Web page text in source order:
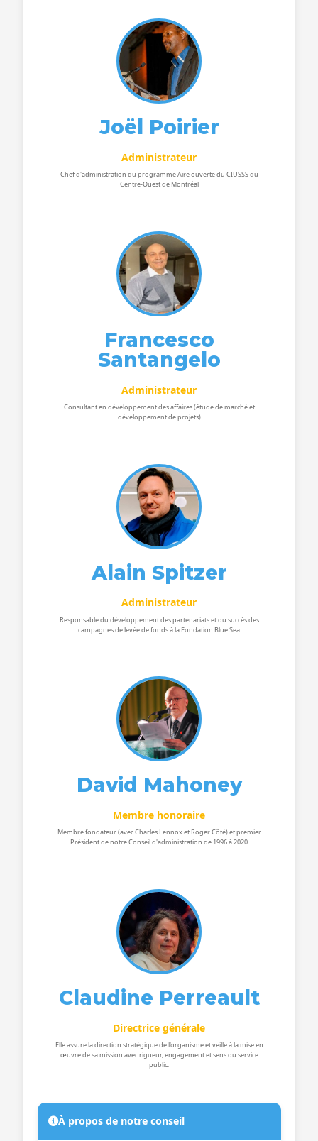
Joël Poirier
Administrateur
Chef d'administration du programme Aire ouverte du CIUSSS du
Centre-Ouest de Montréal
Francesco
Santangelo
Administrateur
Consultant en développement des affaires (étude de marché et
développement de projets)
Alain Spitzer
Administrateur
Responsable du développement des partenariats et du succès des
campagnes de levée de fonds à la Fondation Blue Sea
David Mahoney
Membre honoraire
Membre fondateur (avec Charles Lennox et Roger Côté) et premier
Président de notre Conseil d'administration de 1996 à 2020
Claudine Perreault
Directrice générale
Elle assure la direction stratégique de l'organisme et veille à la mise en
œuvre de sa mission avec rigueur, engagement et sens du service
public.
À propos de notre conseil